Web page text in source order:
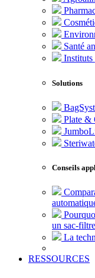
Santé
Solutions
Plate &
Conseils
un sac-
La
RESSOURCES